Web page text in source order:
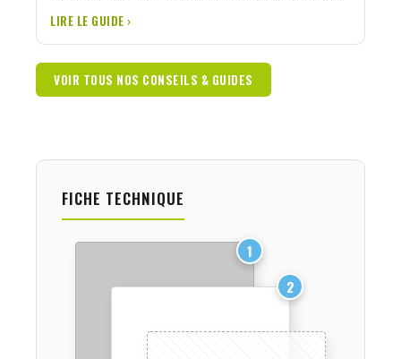
LIRE LE GUIDE ›
VOIR TOUS NOS CONSEILS & GUIDES
FICHE TECHNIQUE
1
2